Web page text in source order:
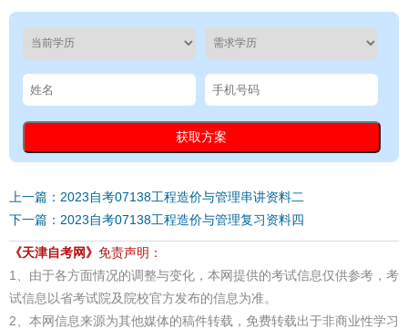
上一篇：2023自考07138工程造价与管理串讲资料二
下一篇：2023自考07138工程造价与管理复习资料四
《天津自考网》 免责声明：
1、由于各方面情况的调整与变化，本网提供的考试信息仅供参考，考
试信息以省考试院及院校官方发布的信息为准。
2、本网信息来源为其他媒体的稿件转载，免费转载出于非商业性学习